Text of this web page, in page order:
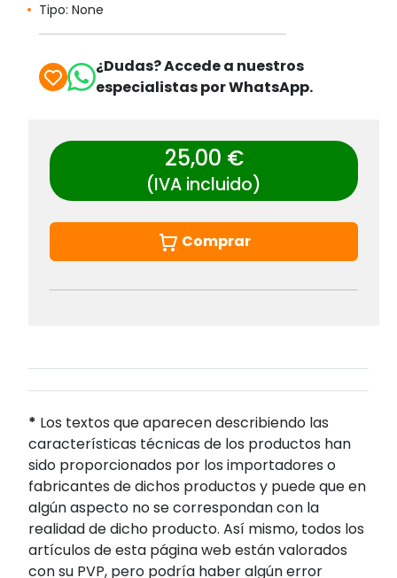
Tipo: None
¿Dudas? Accede a nuestros
especialistas por WhatsApp.
25,00 €
(IVA incluido)
Comprar
* Los textos que aparecen describiendo las
características técnicas de los productos han
sido proporcionados por los importadores o
fabricantes de dichos productos y puede que en
algún aspecto no se correspondan con la
realidad de dicho producto. Así mismo, todos los
artículos de esta página web están valorados
con su PVP, pero podría haber algún error